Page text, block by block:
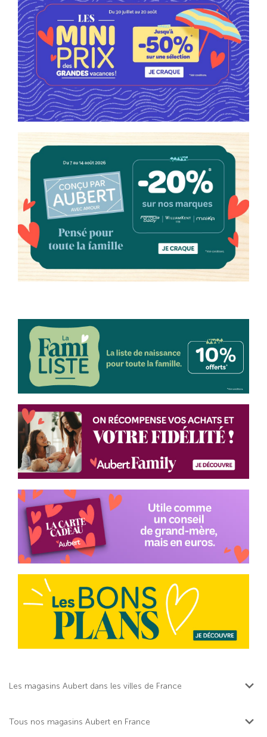
Les magasins Aubert dans les villes de France
Tous nos magasins Aubert en France